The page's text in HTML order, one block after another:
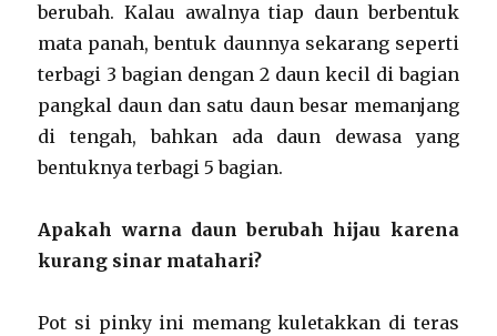
berubah. Kalau awalnya tiap daun berbentuk
mata panah, bentuk daunnya sekarang seperti
terbagi 3 bagian dengan 2 daun kecil di bagian
pangkal daun dan satu daun besar memanjang
di tengah, bahkan ada daun dewasa yang
bentuknya terbagi 5 bagian.
Apakah warna daun berubah hijau karena
kurang sinar matahari?
Pot si pinky ini memang kuletakkan di teras